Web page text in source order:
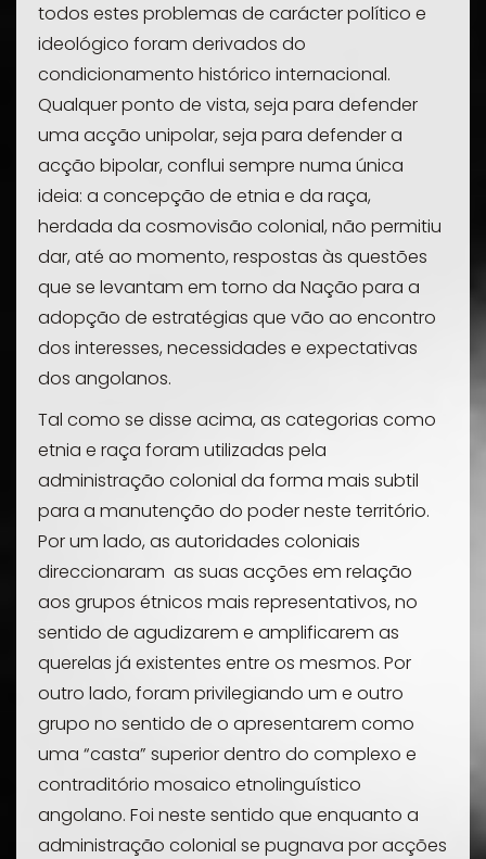
todos estes problemas de carácter político e
ideológico foram derivados do
condicionamento histórico internacional.
Qualquer ponto de vista, seja para defender
uma acção unipolar, seja para defender a
acção bipolar, conflui sempre numa única
ideia: a concepção de etnia e da raça,
herdada da cosmovisão colonial, não permitiu
dar, até ao momento, respostas às questões
que se levantam em torno da Nação para a
adopção de estratégias que vão ao encontro
dos interesses, necessidades e expectativas
dos angolanos.
Tal como se disse acima, as categorias como
etnia e raça foram utilizadas pela
administração colonial da forma mais subtil
para a manutenção do poder neste território.
Por um lado, as autoridades coloniais
direccionaram as suas acções em relação
aos grupos étnicos mais representativos, no
sentido de agudizarem e amplificarem as
querelas já existentes entre os mesmos. Por
outro lado, foram privilegiando um e outro
grupo no sentido de o apresentarem como
uma “casta” superior dentro do complexo e
contraditório mosaico etnolinguístico
angolano. Foi neste sentido que enquanto a
administração colonial se pugnava por acções